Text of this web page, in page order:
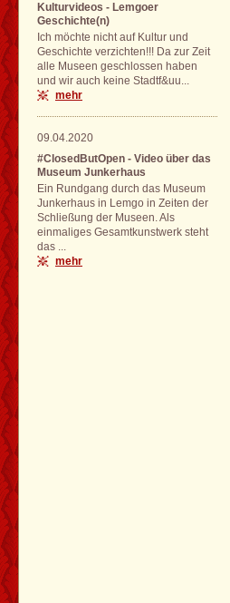
Kulturvideos - Lemgoer
Geschichte(n)
Ich möchte nicht auf Kultur und
Geschichte verzichten!!! Da zur Zeit
alle Museen geschlossen haben
und wir auch keine Stadtf&uu...
mehr
09.04.2020
#ClosedButOpen - Video über das
Museum Junkerhaus
Ein Rundgang durch das Museum
Junkerhaus in Lemgo in Zeiten der
Schließung der Museen. Als
einmaliges Gesamtkunstwerk steht
das ...
mehr